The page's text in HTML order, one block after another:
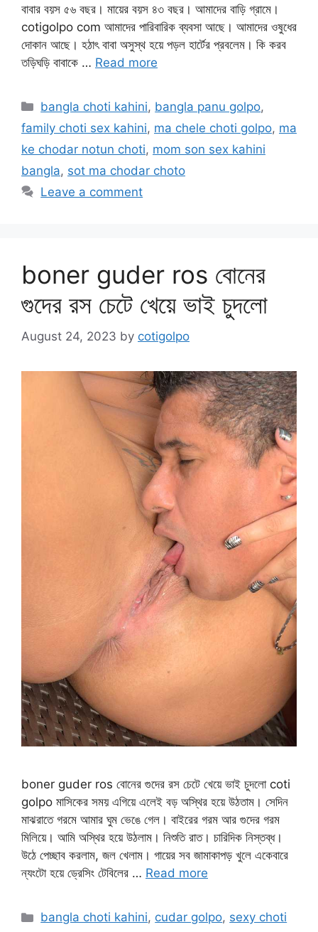
বাবার বয়স ৫৬ বছর। মায়ের বয়স ৪৩ বছর। আমাদের বাড়ি গ্রামে।
cotigolpo com আমাদের পারিবারিক ব্যবসা আছে। আমাদের ওষুধের
দোকান আছে। হঠাৎ বাবা অসুস্থ হয়ে পড়ল হার্টের প্রবলেম। কি করব
তড়িঘড়ি বাবাকে … Read more
Categories
bangla choti kahini, bangla panu golpo,
family choti sex kahini, ma chele choti golpo, ma
ke chodar notun choti, mom son sex kahini
bangla, sot ma chodar choto
Leave a comment
boner guder ros বোনের
গুদের রস চেটে খেয়ে ভাই চুদলো
August 24, 2023 by cotigolpo
boner guder ros বোনের গুদের রস চেটে খেয়ে ভাই চুদলো coti
golpo মাসিকের সময় এগিয়ে এলেই বড় অস্থির হয়ে উঠতাম। সেদিন
মাঝরাতে গরমে আমার ঘুম ভেঙে গেল। বাইরের গরম আর গুদের গরম
মিলিয়ে। আমি অস্থির হয়ে উঠলাম। নিশুতি রাত। চারিদিক নিস্তব্ধ।
উঠে পেচ্ছাব করলাম, জল খেলাম। গায়ের সব জামাকাপড় খুলে একেবারে
ন্যংটো হয়ে ড্রেসিং টেবিলের … Read more
Categories
bangla choti kahini, cudar golpo, sexy choti